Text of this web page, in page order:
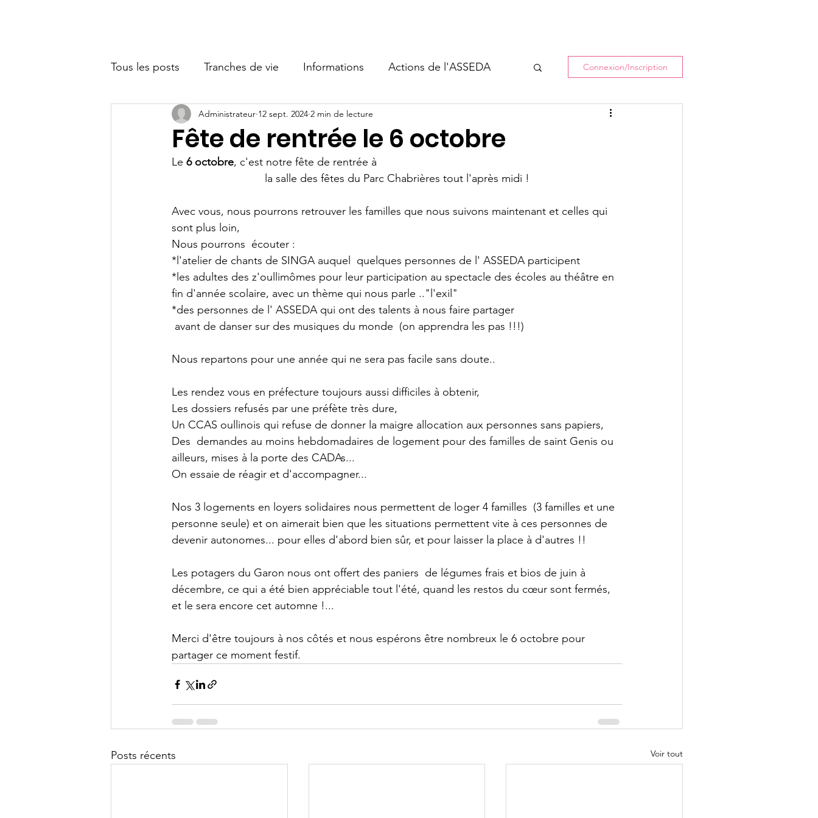
Tous les posts Tranches de vie Informations Actions de l'ASSEDA
Partenaires
Connexion/Inscription
Fête de rentrée le 6 octobre
Administrateur 12 sept. 2024 2 min de lecture
Le 6 octobre, c'est notre fête de rentrée à
la salle des fêtes du Parc Chabrières tout l'après midi !
Avec vous, nous pourrons retrouver les familles que nous suivons maintenant et celles qui
sont plus loin,
Nous pourrons  écouter :
*l'atelier de chants de SINGA auquel  quelques personnes de l' ASSEDA participent
*les adultes des z'oullimômes pour leur participation au spectacle des écoles au théâtre en
fin d'année scolaire, avec un thème qui nous parle .."l'exil"
*des personnes de l' ASSEDA qui ont des talents à nous faire partager
avant de danser sur des musiques du monde  (on apprendra les pas !!!)
Nous repartons pour une année qui ne sera pas facile sans doute..
Les rendez vous en préfecture toujours aussi difficiles à obtenir,
Les dossiers refusés par une préfète très dure,
Un CCAS oullinois qui refuse de donner la maigre allocation aux personnes sans papiers,
Des  demandes au moins hebdomadaires de logement pour des familles de saint Genis ou
ailleurs, mises à la porte des CADAs...
On essaie de réagir et d'accompagner...
Nos 3 logements en loyers solidaires nous permettent de loger 4 familles  (3 familles et une
personne seule) et on aimerait bien que les situations permettent vite à ces personnes de
devenir autonomes... pour elles d'abord bien sûr, et pour laisser la place à d'autres !!
Les potagers du Garon nous ont offert des paniers  de légumes frais et bios de juin à
décembre, ce qui a été bien appréciable tout l'été, quand les restos du cœur sont fermés,
et le sera encore cet automne !...
Merci d'être toujours à nos côtés et nous espérons être nombreux le 6 octobre pour
partager ce moment festif.
Posts récents Voir tout